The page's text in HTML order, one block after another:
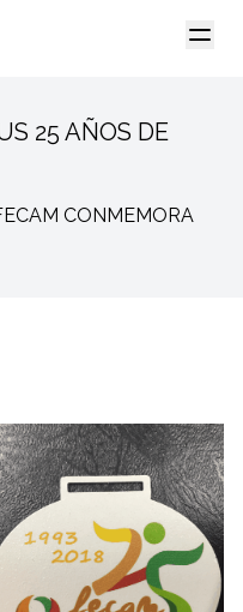
25 AÑOS DE
CONMEMORA